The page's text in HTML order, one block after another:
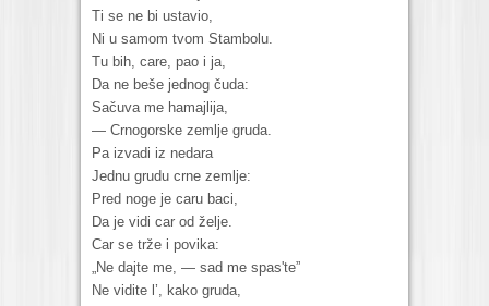
Ti se ne bi ustavio,
Ni u samom tvom Stambolu.
Tu bih, care, pao i ja,
Da ne beše jednog čuda:
Sačuva me hamajlija,
— Crnogorske zemlje gruda.
Pa izvadi iz nedara
Jednu grudu crne zemlje:
Pred noge je caru baci,
Da je vidi car od želje.
Car se trže i povika:
„Ne dajte me, — sad me spas'te”
Ne vidite l’, kako gruda,